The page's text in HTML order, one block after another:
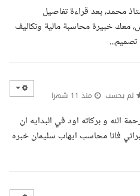
محمد، بعد قراءة تفاصيل
معك خبيرة محاسبة مالية وتكاليف
لم يحسب منذ 11 شهرا
الله و بركاته اود في البدايه ان
فانا محاسب ايهاب سليمان خبره